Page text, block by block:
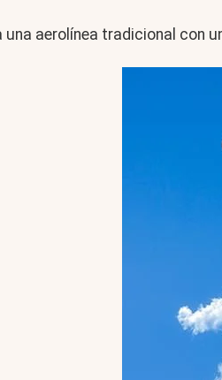
aerolínea tradicional con